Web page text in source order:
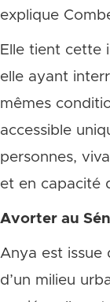
explique
Elle tient cette
elle ayant
mêmes
accessible
personnes,
et en capacité
Avorter au
Anya est issue
d’un milieu